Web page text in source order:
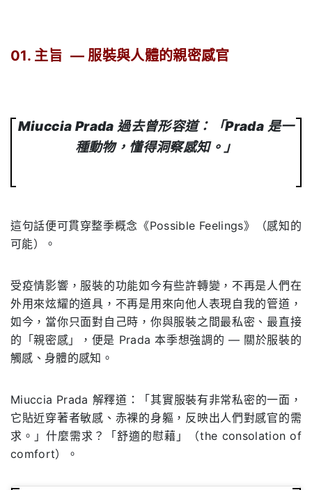
01. 主旨 — 服裝與人體的親密感官
Miuccia Prada 過去曾形容道：「Prada 是一
種動物，懂得洞察感知。」
這句話便可貫穿整季概念《Possible Feelings》（感知的
可能）。
受疫情影響，服裝的功能如今有些許轉變，不再是人們在
外用來炫耀的道具，不再是用來向他人表現自我的管道，
如今，當你只面對自己時，你與服裝之間最私密、最直接
的「親密感」，便是 Prada 本季想強調的 — 關於服裝的
觸感、身體的感知。
Miuccia Prada 解釋道：「其實服裝有非常私密的一面，
它貼近穿著者敏感、赤裸的身軀，反映出人們對感官的需
求。」什麼需求？「舒適的慰藉」（the consolation of
comfort）。